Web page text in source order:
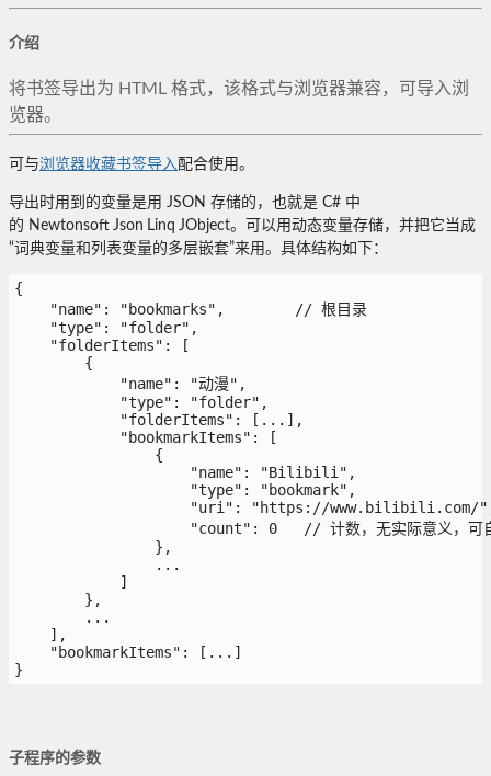
介绍
将书签导出为 HTML 格式，该格式与浏览器兼容，可导入浏
览器。
可与浏览器收藏书签导入 配合使用。
导出时用到的变量是用 JSON 存储的，也就是 C# 中
的 Newtonsoft Json Linq JObject。可以用动态变量存储，并把它当成
“词典变量和列表变量的多层嵌套”来用。具体结构如下：
{
    "name": "bookmarks",        // 根目录
    "type": "folder",
    "folderItems": [
        {
            "name": "动漫",
            "type": "folder",
            "folderItems": [...],
            "bookmarkItems": [
                {
                    "name": "Bilibili",
                    "type": "bookmark",
"uri": "https://www.bilibili.com/
"count": 0   // 计数，无实际意义，可
                },
                ...
            ]
        },
        ...
    ],
    "bookmarkItems": [...]
}
子程序的参数